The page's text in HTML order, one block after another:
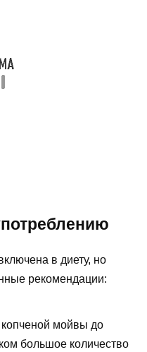
в диету, но
рекомендации:
копченой мойвы до
большое количество